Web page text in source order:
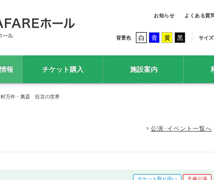
お知らせ よくある質
背景色 白 青 黄 黒 サイズ
報 チケット購入 施設案内
万作・萬斎 狂言の世界
公演･イベント一覧へ
チケット取り扱い 主催公演